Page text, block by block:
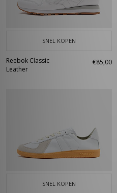
SNEL KOPEN
Reebok Classic
Leather
€85,00
SNEL KOPEN